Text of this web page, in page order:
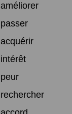
améliorer
passer
acquérir
intérêt
peur
rechercher